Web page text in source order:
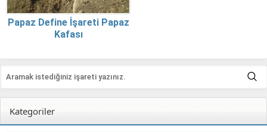
Papaz Define İşareti Papaz
Kafası
Kategoriler